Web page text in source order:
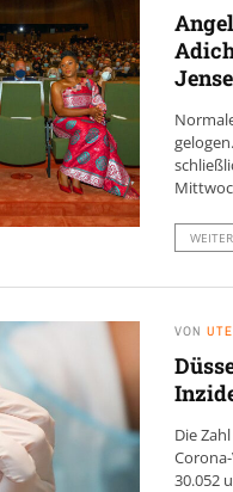
VON
Die
30.052